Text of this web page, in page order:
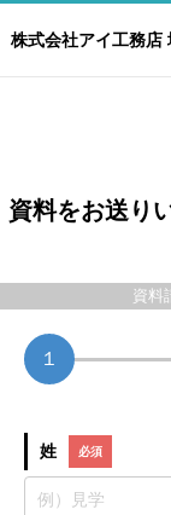
株式会社アイ工務店
資料をお送り
資料
１
姓